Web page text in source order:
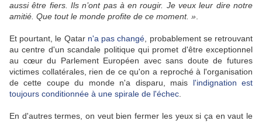
aussi être fiers. Ils n’ont pas à en rougir. Je veux leur dire notre
amitié. Que tout le monde profite de ce moment. »
Et pourtant, le Qatar n'a pas changé , probablement se retrouvant
au centre d'un scandale politique qui promet d'être exceptionnel
au cœur du Parlement Européen avec sans doute de futures
victimes collatérales, rien de ce qu'on a reproché à l'organisation
de cette coupe du monde n'a disparu, mais l'indignation est
toujours conditionnée à une spirale de l'échec
En d'autres termes, on veut bien fermer les yeux si ça en vaut le